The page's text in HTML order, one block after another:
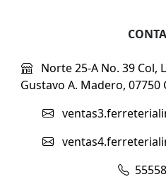
Norte 25-A No. 39 Col,
Gustavo A. Madero, 07750